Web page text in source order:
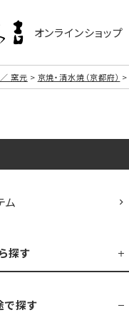
オンラインショップ
窯元 京焼・清水焼（京都府）
ム
探す
で探す